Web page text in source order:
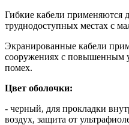
Гибкие кабели применяются
труднодоступных местах с
Экранированные кабели
сооружениях с повышенным
помех.
Цвет оболочки:
- черный, для прокладки
воздух, защита от